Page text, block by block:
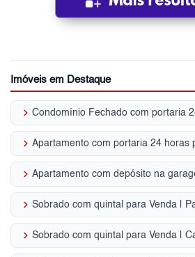
Imóveis em Destaque
keyboard_arrow_right
keyboard_arrow_right
keyboard_arrow_right
keyboard_arrow_right
keyboard_arrow_right Sobrado com quintal para Venda |